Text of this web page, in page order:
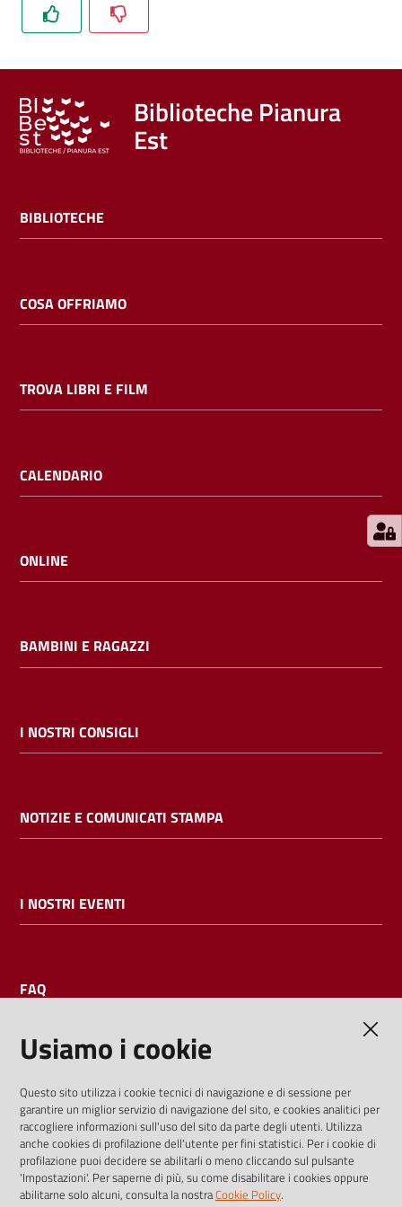
libri
film
Calendario
Bambini
E
l
i
cataloghi
bibliotecario
Biblioteche Pianura
Est
BIBLIOTECHE
COSA OFFRIAMO
TROVA LIBRI E FILM
CALENDARIO
ONLINE
BAMBINI E RAGAZZI
I NOSTRI CONSIGLI
NOTIZIE E COMUNICATI STAMPA
I NOSTRI EVENTI
FAQ
I dati personali pubblicati sono riutilizzabili solo alle condizioni
previste dalla direttiva comunitaria 2003/98/CE e dal d.lgs.
36/2006
Usiamo i cookie
Questo sito utilizza i cookie tecnici di navigazione e di sessione per
garantire un miglior servizio di navigazione del sito, e cookies analitici per
raccogliere informazioni sull'uso del sito da parte degli utenti. Utilizza
anche cookies di profilazione dell'utente per fini statistici. Per i cookie di
profilazione puoi decidere se abilitarli o meno cliccando sul pulsante
'Impostazioni'. Per saperne di più, su come disabilitare i cookies oppure
abilitarne solo alcuni, consulta la nostraCookie Policy.